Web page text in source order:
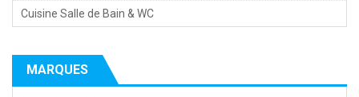
Cuisine Salle de Bain & WC
MARQUES